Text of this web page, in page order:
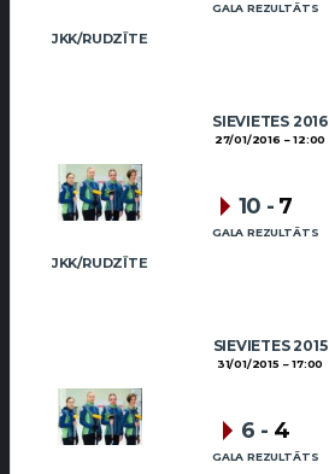
JKK/RUDZĪTE
GALA REZULTĀTS
SIEVIETES 2016
27/01/2016 12:00
JKK/RUDZĪTE
10 - 7
GALA REZULTĀTS
SIEVIETES 2015
31/01/2015 17:00
6 - 4
GALA REZULTĀTS